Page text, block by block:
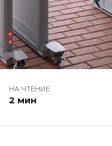
НА ЧТЕНИЕ
2 мин